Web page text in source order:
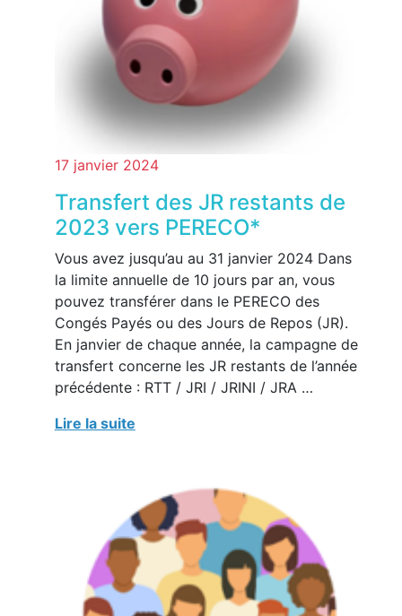
17 janvier 2024
Transfert des JR restants de
2023 vers PERECO*
Vous avez jusqu’au au 31 janvier 2024 Dans
la limite annuelle de 10 jours par an, vous
pouvez transférer dans le PERECO des
Congés Payés ou des Jours de Repos (JR).
En janvier de chaque année, la campagne de
transfert concerne les JR restants de l’année
précédente : RTT / JRI / JRINI / JRA …
Lire la suite